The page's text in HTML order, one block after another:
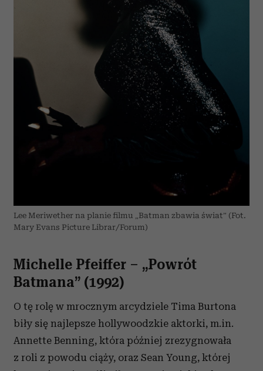
Lee Meriwether na planie filmu „Batman zbawia świat” (Fot.
Mary Evans Picture Librar/Forum)
Michelle Pfeiffer – „Powrót
Batmana” (1992)
O tę rolę w mrocznym arcydziele Tima Burtona
biły się najlepsze hollywoodzkie aktorki, m.in.
Annette Benning, która później zrezygnowała
z roli z powodu ciąży, oraz Sean Young, której